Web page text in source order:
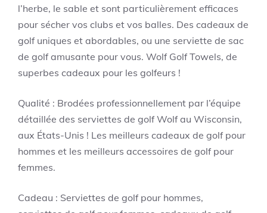
l’herbe, le sable et sont particulièrement efficaces
pour sécher vos clubs et vos balles. Des cadeaux de
golf uniques et abordables, ou une serviette de sac
de golf amusante pour vous. Wolf Golf Towels, de
superbes cadeaux pour les golfeurs !
Qualité : Brodées professionnellement par l’équipe
détaillée des serviettes de golf Wolf au Wisconsin,
aux États-Unis ! Les meilleurs cadeaux de golf pour
hommes et les meilleurs accessoires de golf pour
femmes.
Cadeau : Serviettes de golf pour hommes,